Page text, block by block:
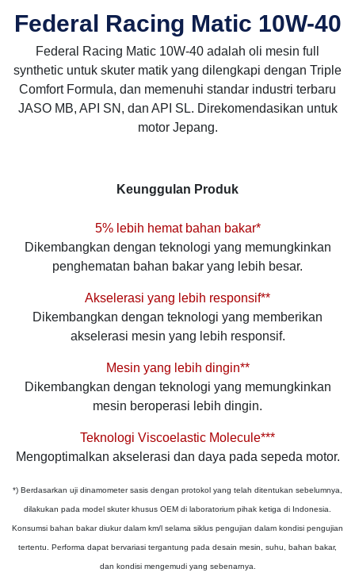
Federal Racing Matic 10W-40
Federal Racing Matic 10W-40 adalah oli mesin full
synthetic untuk skuter matik yang dilengkapi dengan Triple
Comfort Formula, dan memenuhi standar industri terbaru
JASO MB, API SN, dan API SL. Direkomendasikan untuk
motor Jepang.
Keunggulan Produk
5% lebih hemat bahan bakar*
Dikembangkan dengan teknologi yang memungkinkan
penghematan bahan bakar yang lebih besar.
Akselerasi yang lebih responsif**
Dikembangkan dengan teknologi yang memberikan
akselerasi mesin yang lebih responsif.
Mesin yang lebih dingin**
Dikembangkan dengan teknologi yang memungkinkan
mesin beroperasi lebih dingin.
Teknologi Viscoelastic Molecule***
Mengoptimalkan akselerasi dan daya pada sepeda motor.
*) Berdasarkan uji dinamometer sasis dengan protokol yang telah ditentukan sebelumnya,
dilakukan pada model skuter khusus OEM di laboratorium pihak ketiga di Indonesia.
Konsumsi bahan bakar diukur dalam km/l selama siklus pengujian dalam kondisi pengujian
tertentu. Performa dapat bervariasi tergantung pada desain mesin, suhu, bahan bakar,
dan kondisi mengemudi yang sebenarnya.